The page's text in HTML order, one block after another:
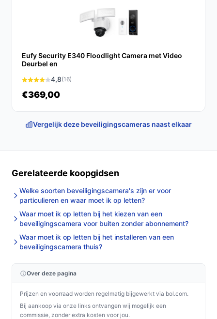
Eufy Security E340 Floodlight Camera met Video
Deurbel en
4,8(16)
€369,00
Vergelijk deze beveiligingscameras naast elkaar
Gerelateerde koopgidsen
Welke soorten beveiligingscamera's zijn er voor
particulieren en waar moet ik op letten?
Waar moet ik op letten bij het kiezen van een
beveiligingscamera voor buiten zonder abonnement?
Waar moet ik op letten bij het installeren van een
beveiligingscamera thuis?
Over deze pagina
Prijzen en voorraad worden regelmatig bijgewerkt via bol.com.
Bij aankoop via onze links ontvangen wij mogelijk een
commissie, zonder extra kosten voor jou.